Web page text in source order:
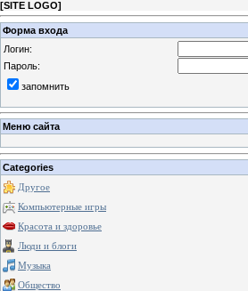
[SITE LOGO]
Форма входа
Логин:
Пароль:
запомнить
Меню сайта
Categories
Другое
Компьютерные игры
Красота и здоровье
Люди и блоги
Музыка
Общество